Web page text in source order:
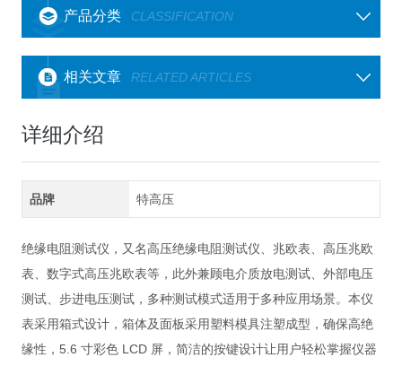
产品分类 CLASSIFICATION
相关文章 RELATED ARTICLES
详细介绍
品牌 特高压
绝缘电阻测试仪，又名高压绝缘电阻测试仪、兆欧表、高压兆欧
表、数字式高压兆欧表等，此外兼顾电介质放电测试、外部电压
测试、步进电压测试，多种测试模式适用于多种应用场景。本仪
表采用箱式设计，箱体及面板采用塑料模具注塑成型，确保高绝
缘性，5.6 寸彩色 LCD 屏，简洁的按键设计让用户轻松掌握仪器